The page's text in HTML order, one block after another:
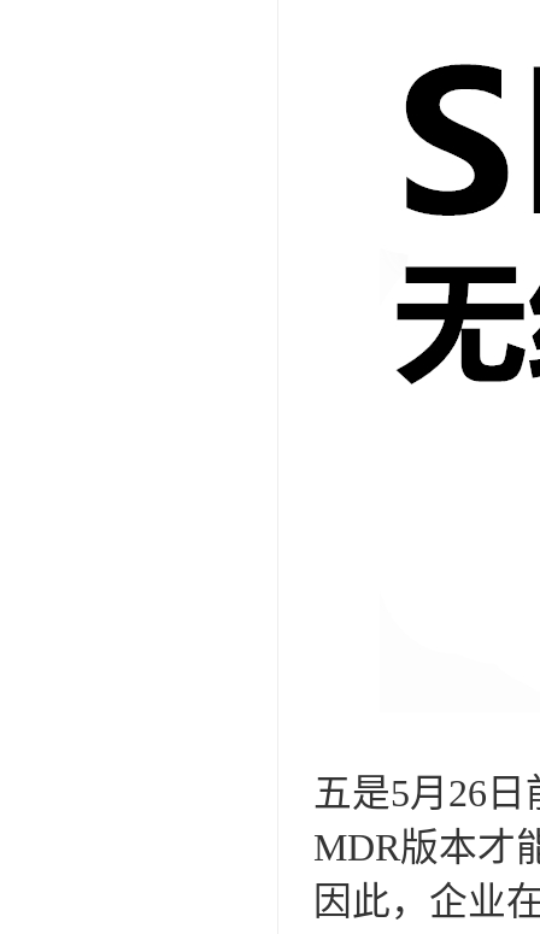
五是5月26
MDR版本才
因此，企业